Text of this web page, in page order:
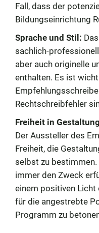
Fall, dass der
Bildungseinrichtung
Sprache und Stil:
sachlich-
aber auch originelle
enthalten. Es ist
Rechtschreibfehler
Freiheit in
Der Aussteller des
Freiheit, die
selbst zu
immer den Zweck
einem positiven Licht
für die angestrebte
Programm zu